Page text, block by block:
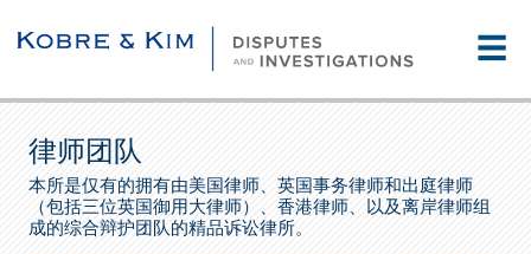
☰
律师团队
本所是仅有的拥有由美国律师、英国事务律师和出庭律师
（包括三位英国御用大律师）、香港律师、以及离岸律师组
成的综合辩护团队的精品诉讼律所。